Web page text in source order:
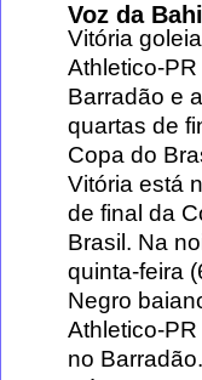
Voz da
Vitória
Athletico-PR
Barradão e
quartas de
Copa do
Vitória está
de final da
Brasil. Na
quinta-feira
Negro
Athletico-
no